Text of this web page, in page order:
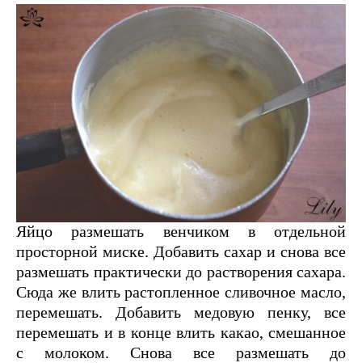
Яйцо размешать венчиком в отдельной
просторной миске. Добавить сахар и снова все
размешать практически до растворения сахара.
Сюда же влить растопленное сливочное масло,
перемешать. Добавить медовую пенку, все
перемешать и в конце влить какао, смешанное
с молоком. Снова все размешать до